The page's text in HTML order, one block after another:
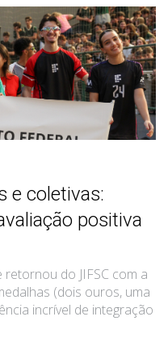
e coletivas:
positiva
retornou do JIFSC com a
(dois ouros, uma
incrível de integração